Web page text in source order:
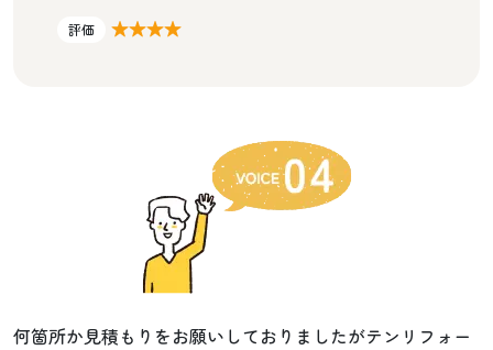
評価 ★★★★
何箇所か見積もりをお願いしておりましたがテンリフォー